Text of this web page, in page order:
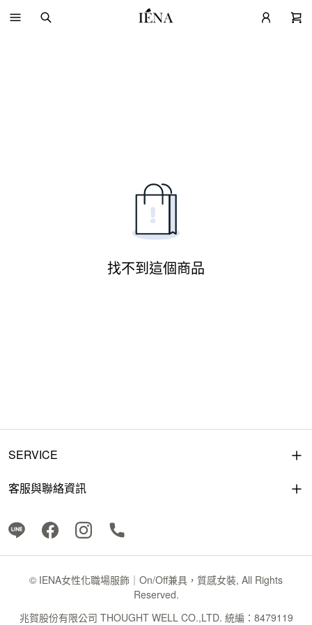
找不到這個商品
SERVICE
客服與聯絡資訊
© IENA女性化職場服飾｜On/Off兼具，質感女裝, All Rights
Reserved.
兆賀股份有限公司 THOUGHT WELL CO.,LTD. 統編：8479119